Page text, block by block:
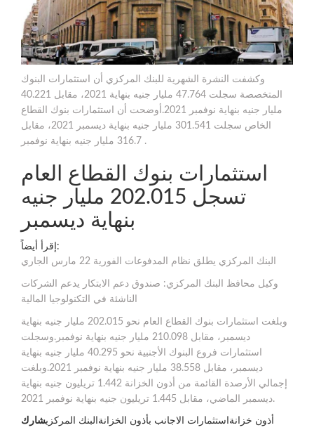
وكشفت النشرة الشهرية للبنك المركزي أن استثمارات البنوك
المتخصصة سجلت 47.764 مليار جنيه بنهاية 2021، مقابل 40.221
مليار جنيه بنهاية نوفمبر 2021.أوضحت أن استثمارات بنوك القطاع
الخاص سجلت 301.541 مليار جنيه بنهاية ديسمبر 2021، مقابل
316.7 مليار جنيه بنهاية نوفمبر .
استثمارات بنوك القطاع العام
تسجل 202.015 مليار جنيه
بنهاية ديسمبر
إقرأ أيضاً:
البنك المركزي يطلق نظام المدفوعات الفورية 22 مارس الجاري
وكيل محافظ البنك المركزي: صندوق دعم الابتكار يدعم الشركات
الناشئة في التكنولوجيا المالية
وبلغت استثمارات بنوك القطاع العام نحو 202.015 مليار جنيه بنهاية
ديسمبر، مقابل 210.098 مليار جنيه بنهاية نوفمبر.وسجلت
استثمارات فروع البنوك الأجنبية نحو 40.295 مليار جنيه بنهاية
ديسمبر، مقابل 38.558 مليار جنيه بنهاية نوفمبر 2021.وبلغت
إجمالي الأرصدة القائمة من أذون الخزانة 1.442 تريليون جنيه بنهاية
ديسمبر الماضي، مقابل 1.445 تريليون جنيه بنهاية نوفمبر 2021.
أذون خزانةاستثمارات الاجانب بأذون الخزانةالبنك المركزيشارك